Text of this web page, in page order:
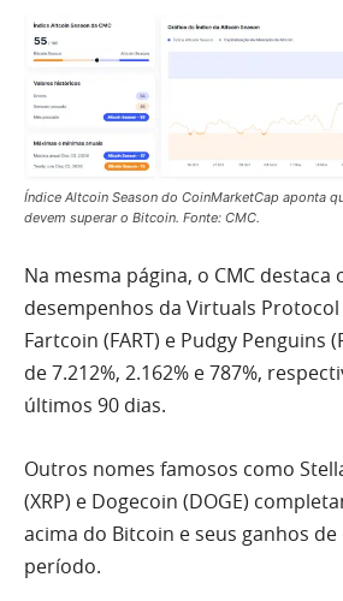
Índice Altcoin Season do CoinMarketCap aponta
devem superar o Bitcoin. Fonte: CMC.
Na mesma página, o CMC destaca
desempenhos da Virtuals Protocol
Fartcoin (FART) e Pudgy Penguins
de 7.212%, 2.162% e 787%,
últimos 90 dias.
Outros nomes famosos como
(XRP) e Dogecoin (DOGE)
acima do Bitcoin e seus ganhos de
período.